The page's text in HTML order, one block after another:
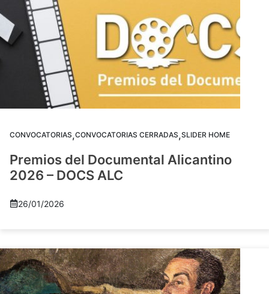
CONVOCATORIAS,CONVOCATORIAS CERRADAS,SLIDER HOME
Premios del Documental Alicantino
2026 – DOCS ALC
26/01/2026